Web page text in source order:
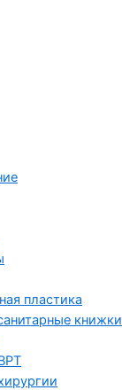
пластика
книжки